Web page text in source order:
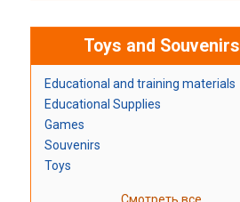
Toys and Souvenirs
Educational and training materials
Educational Supplies
Games
Souvenirs
Toys